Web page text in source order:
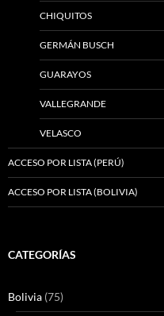
CHIQUITOS
GERMÁN BUSCH
GUARAYOS
VALLEGRANDE
VELASCO
ACCESO POR LISTA (PERÚ)
ACCESO POR LISTA (BOLIVIA)
CATEGORÍAS
Bolivia (75)